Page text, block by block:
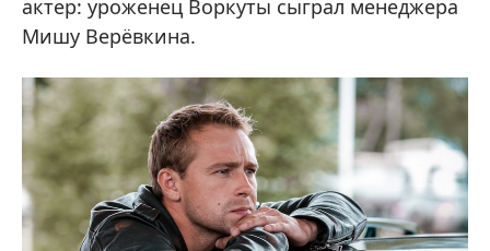
актер: уроженец Воркуты сыграл менеджера
Мишу Верёвкина.